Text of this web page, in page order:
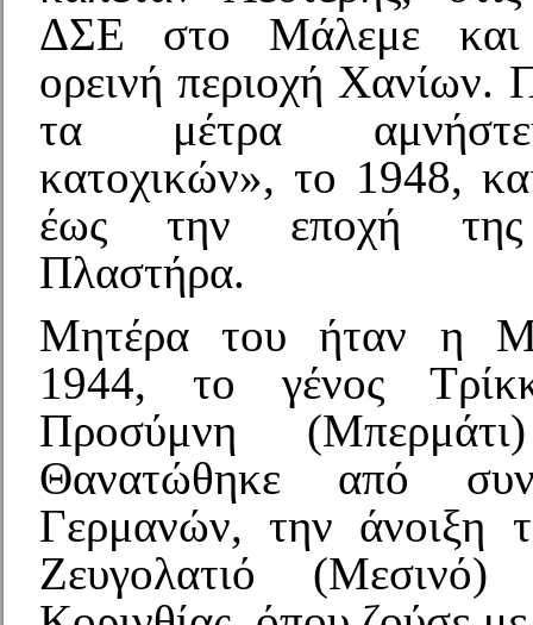
ΔΣΕ στο Μάλεμε και
ορεινή περιοχή Χανίων.
τα μέτρα
κατοχικών», το 1948,
έως την εποχή της
Πλαστήρα.
Μητέρα του ήταν η
1944, το γένος
Προσύμνη
Θανατώθηκε από
Γερμανών, την άνοιξη
Ζευγολατιό (Μεσινό)